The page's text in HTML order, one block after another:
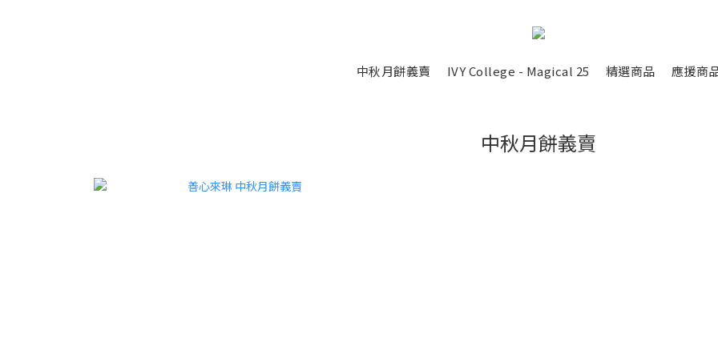
中秋月餅義賣 IVY College - Magical 25 精選商品 應援商
中秋月餅義賣